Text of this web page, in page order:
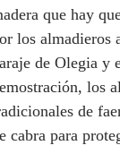
que hay
los almadieros
de Olegia y
los
de
cabra para